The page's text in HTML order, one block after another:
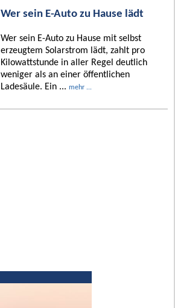
Wer sein E-Auto zu Hause lädt
Wer sein E-Auto zu Hause mit selbst
erzeugtem Solarstrom lädt, zahlt pro
Kilowattstunde in aller Regel deutlich
weniger als an einer öffentlichen
Ladesäule. Ein ... mehr ...